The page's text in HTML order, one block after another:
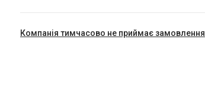
Компанія тимчасово не приймає замовлення